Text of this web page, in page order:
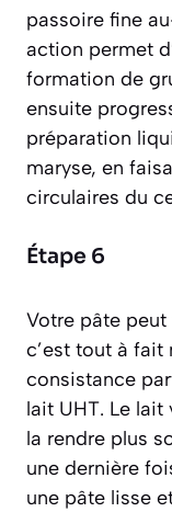
passoire fine
action permet
formation de
ensuite
préparation
maryse, en
circulaires du
Étape 6
Votre pâte peut
c’est tout à fait
consistance
lait UHT. Le lait
la rendre plus
une dernière
une pâte lisse